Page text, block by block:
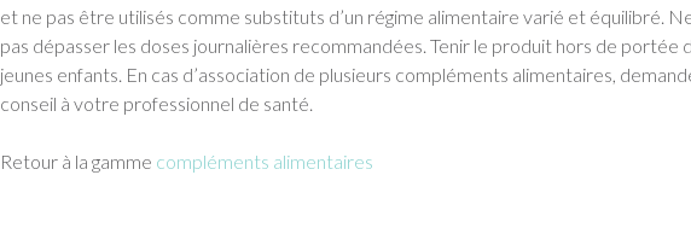
et ne pas être utilisés comme substituts d’un régime alimentaire varié et équilibré.
pas dépasser les doses journalières recommandées. Tenir le produit hors de portée
jeunes enfants. En cas d’association de plusieurs compléments alimentaires,
conseil à votre professionnel de santé.
Retour à la gamme compléments alimentaires